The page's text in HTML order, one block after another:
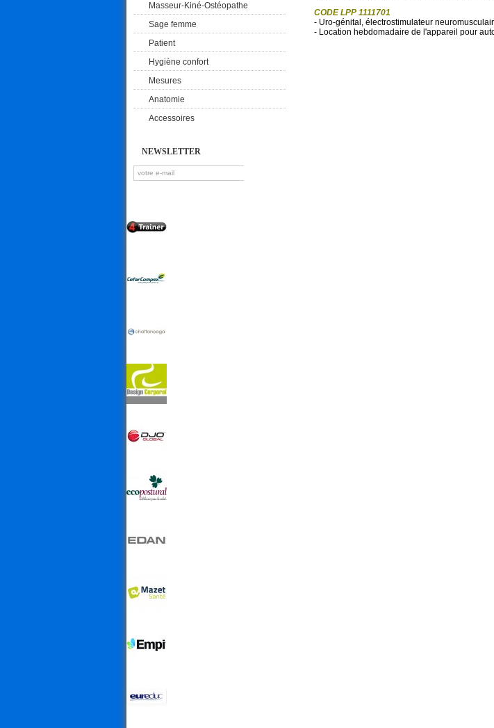
Masseur-Kiné-Ostéopathe
Sage femme
Patient
Hygiène confort
Mesures
Anatomie
Accessoires
NEWSLETTER
CODE LPP 1111701
- Uro-génital, électrostimulateur
- Location hebdomadaire de l'appareil pour